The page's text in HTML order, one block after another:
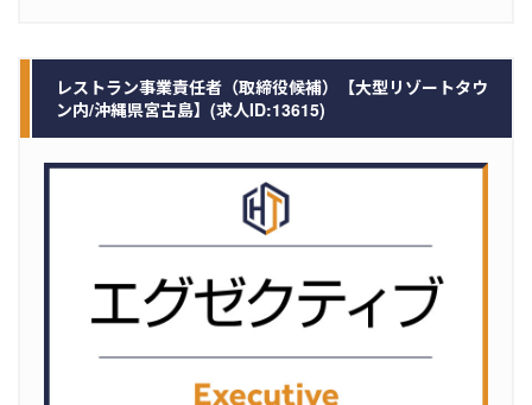
レストラン事業責任者（取締役候補）【大型リゾートタウ
ン内/沖縄県宮古島】(求人ID:13615)